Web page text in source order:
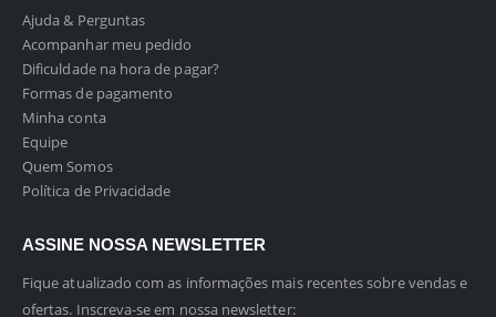
Ajuda & Perguntas
Acompanhar meu pedido
Dificuldade na hora de pagar?
Formas de pagamento
Minha conta
Equipe
Quem Somos
Política de Privacidade
ASSINE NOSSA NEWSLETTER
Fique atualizado com as informações mais recentes sobre vendas e
ofertas. Inscreva-se em nossa newsletter: